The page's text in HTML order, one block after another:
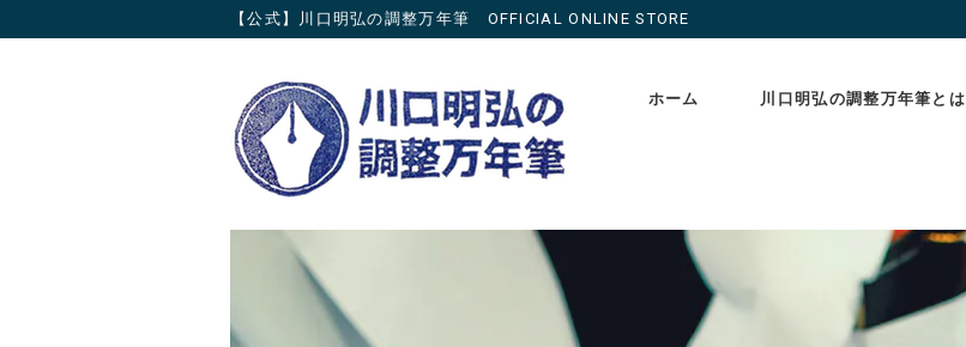
【公式】川口明弘の調整万年筆 OFFICIAL ONLINE STORE
ホーム 川口明弘の調整万年筆とは